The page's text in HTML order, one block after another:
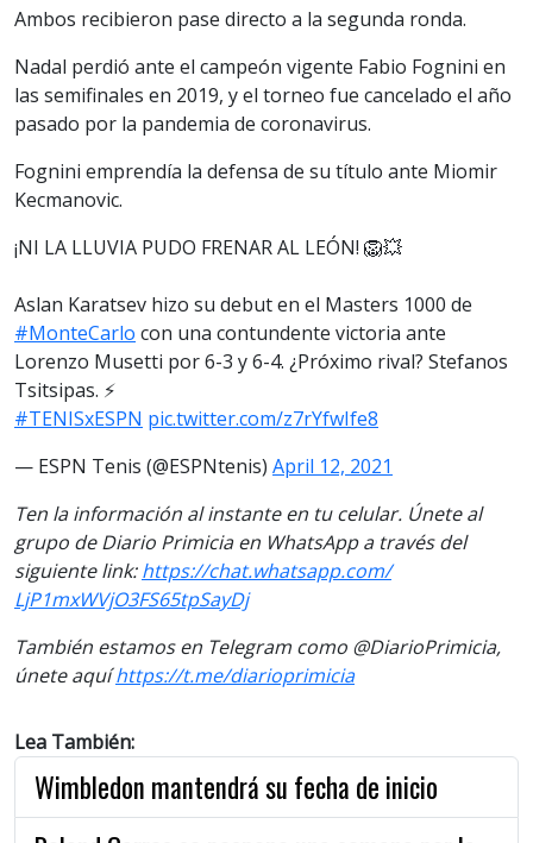
Ambos recibieron pase directo a la segunda ronda.
Nadal perdió ante el campeón vigente Fabio Fognini en
las semifinales en 2019, y el torneo fue cancelado el año
pasado por la pandemia de coronavirus.
Fognini emprendía la defensa de su título ante Miomir
Kecmanovic.
¡NI LA LLUVIA PUDO FRENAR AL LEÓN! 🦁💥​
Aslan Karatsev hizo su debut en el Masters 1000 de
#MonteCarlo con una contundente victoria ante
Lorenzo Musetti por 6-3 y 6-4. ¿Próximo rival? Stefanos
Tsitsipas. ​⚡
#TENISxESPN pic.twitter.com/z7rYfwIfe8
— ESPN Tenis (@ESPNtenis) April 12, 2021
Ten la información al instante en tu celular. Únete al
grupo de Diario Primicia en WhatsApp a través del
siguiente link:https://chat.whatsapp.com/
LjP1mxWVjO3FS65tpSayDj
También estamos en Telegram como @DiarioPrimicia,
únete aquíhttps://t.me/diarioprimicia
Lea También:
Wimbledon mantendrá su fecha de inicio